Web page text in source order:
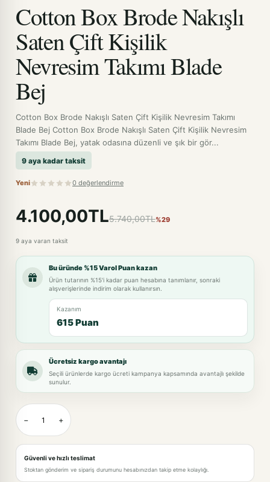
Cotton Box Brode Nakışlı
Saten Çift Kişilik
Nevresim Takımı Blade
Bej
Cotton Box Brode Nakışlı Saten Çift Kişilik Nevresim Takımı
Blade Bej Cotton Box Brode Nakışlı Saten Çift Kişilik Nevresim
Takımı Blade Bej, yatak odasına düzenli ve şık bir gör...
9 aya kadar taksit
Yeni 0 değerlendirme
4.100,00TL5.740,00TL%29
9 aya varan taksit
Bu üründe %15 Varol Puan kazan
Ürün tutarının %15'i kadar puan hesabına tanımlanır, sonraki
alışverişlerinde indirim olarak kullanırsın.
Kazanım
615 Puan
Ücretsiz kargo avantajı
Seçili ürünlerde kargo ücreti kampanya kapsamında avantajlı şekilde
sunulur.
− +
Güvenli ve hızlı teslimat
Stoktan gönderim ve sipariş durumunu hesabınızdan takip etme kolaylığı.